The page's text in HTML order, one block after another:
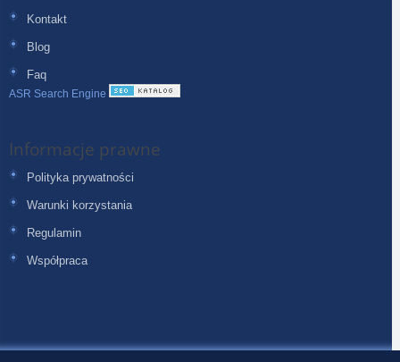
Kontakt
Blog
Faq
ASR Search Engine
Informacje prawne
Polityka prywatności
Warunki korzystania
Regulamin
Współpraca